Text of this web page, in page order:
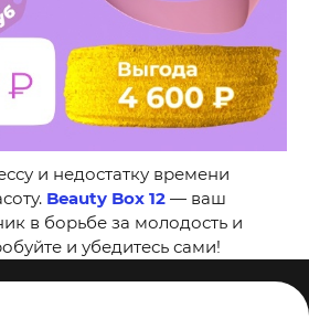
и недостатку времени
Beauty Box 12 — ваш
в борьбе за молодость и
и убедитесь сами!